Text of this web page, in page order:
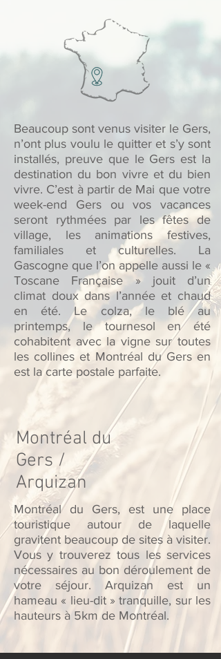
Beaucoup sont venus visiter le Gers,
n’ont plus voulu le quitter et s’y sont
installés, preuve que le Gers est la
destination du bon vivre et du bien
vivre. C’est à partir de Mai que votre
week-end Gers ou vos vacances
seront rythmées par les fêtes de
village, les animations festives,
familiales et culturelles. La
Gascogne que l’on appelle aussi le «
Toscane Française » jouit d’un
climat doux dans l’année et chaud
en été. Le colza, le blé au
printemps, le tournesol en été
cohabitent avec la vigne sur toutes
les collines et Montréal du Gers en
est la carte postale parfaite.
Montréal du
Gers /
Arquizan
Montréal du Gers, est une place
touristique autour de laquelle
gravitent beaucoup de sites à visiter.
Vous y trouverez tous les services
nécessaires au bon déroulement de
votre séjour. Arquizan est un
hameau « lieu-dit » tranquille, sur les
hauteurs à 5km de Montréal.